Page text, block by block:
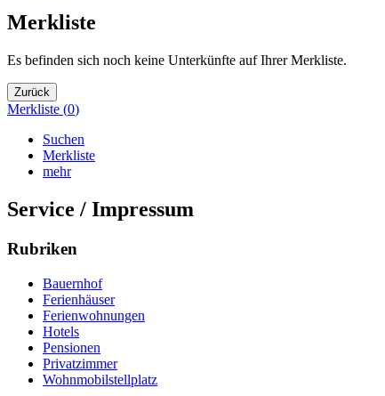
Merkliste
Es befinden sich noch keine Unterkünfte auf Ihrer Merkliste.
Zurück
Merkliste (0)
Suchen
Merkliste
mehr
Service / Impressum
Rubriken
Bauernhof
Ferienhäuser
Ferienwohnungen
Hotels
Pensionen
Privatzimmer
Wohnmobilstellplatz